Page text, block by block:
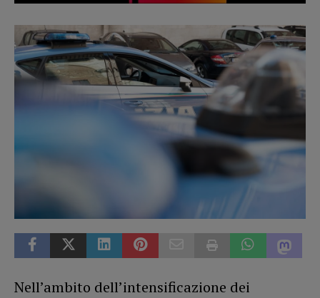
Nell’ambito dell’intensificazione dei